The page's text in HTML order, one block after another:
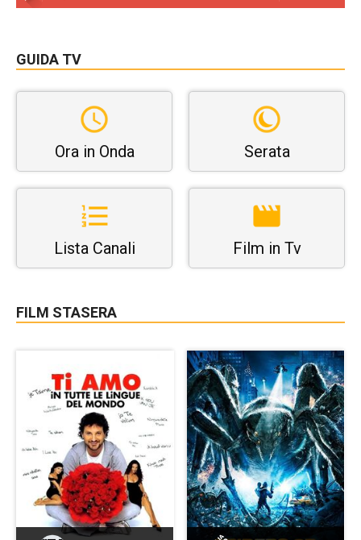
GUIDA TV
Ora in Onda Serata
Lista Canali Film in Tv
FILM STASERA